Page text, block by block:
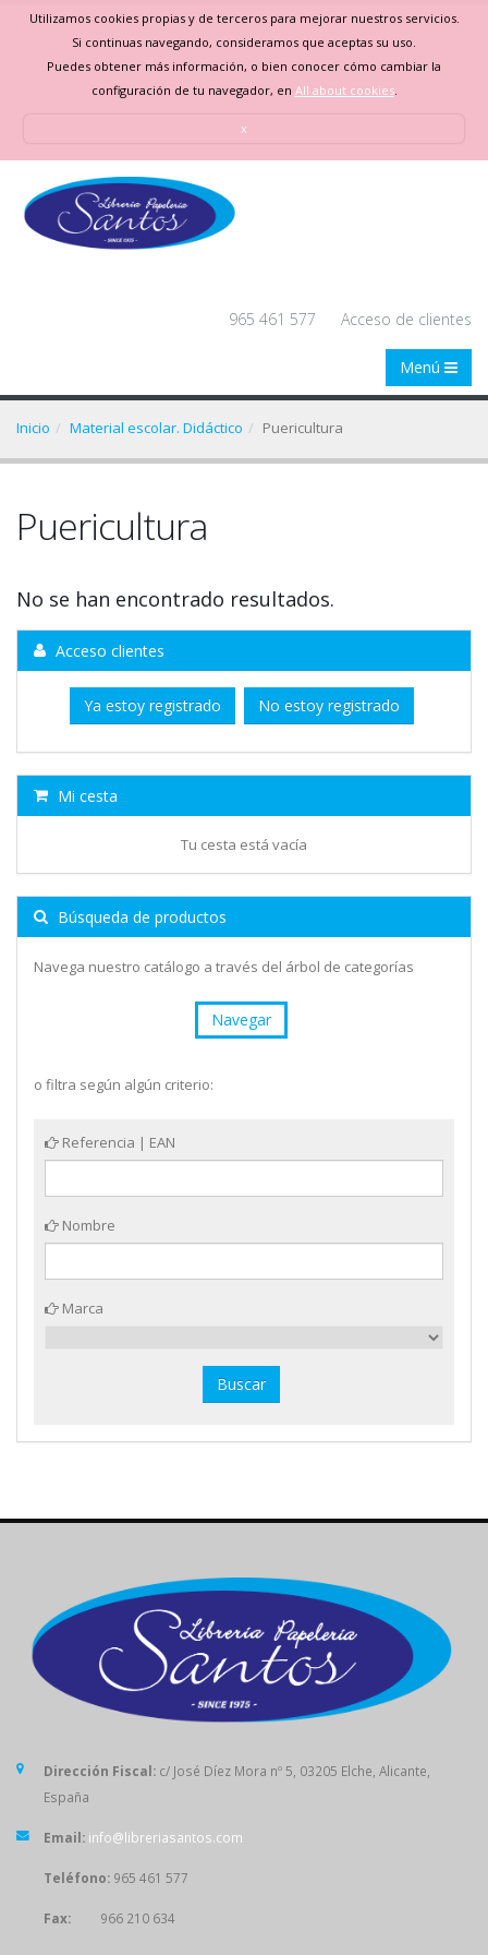
Utilizamos cookies propias y de terceros para mejorar nuestros servicios.
Si continuas navegando, consideramos que aceptas su uso.
Puedes obtener más información, o bien conocer cómo cambiar la
configuración de tu navegador, en All about cookies.
x
965 461 577 Acceso de clientes
Menú
Inicio Material escolar. Didáctico Puericultura
Puericultura
No se han encontrado resultados.
Acceso clientes
Ya estoy registrado No estoy registrado
Mi cesta
Tu cesta está vacía
Búsqueda de productos
Navega nuestro catálogo a través del árbol de categorías
Navegar
o filtra según algún criterio:
Referencia | EAN
Nombre
Marca
Dirección Fiscal: c/ José Díez Mora nº 5, 03205 Elche, Alicante,
España
Email: info@libreriasantos.com
Teléfono: 965 461 577
Fax: 966 210 634